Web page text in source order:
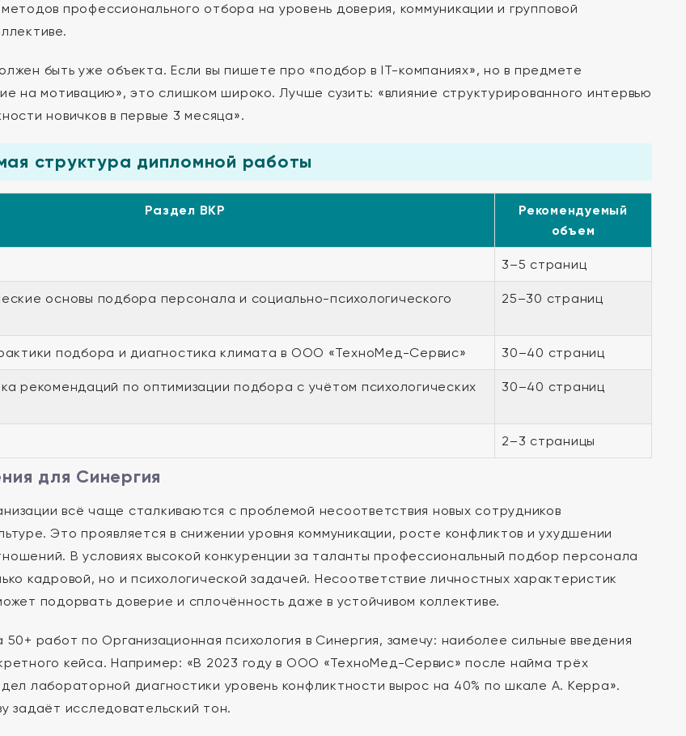
профессионального отбора на уровень доверия, коммуникации и групповой
быть уже объекта. Если вы пишете про «подбор в IT-компаниях», но в предмете
на мотивацию», это слишком широко. Лучше сузить: «влияние структурированного интервью
новичков в первые 3 месяца».
структура дипломной работы
Раздел ВКР
Рекомендуемый
объем
3–5 страниц
основы подбора персонала и социально-психологического
25–30 страниц
подбора и диагностика климата в ООО «ТехноМед-Сервис» 30–40 страниц
рекомендаций по оптимизации подбора с учётом психологических
30–40 страниц
2–3 страницы
для Синергия
всё чаще сталкиваются с проблемой несоответствия новых сотрудников
Это проявляется в снижении уровня коммуникации, росте конфликтов и ухудшении
В условиях высокой конкуренции за таланты профессиональный подбор персонала
кадровой, но и психологической задачей. Несоответствие личностных характеристик
подорвать доверие и сплочённость даже в устойчивом коллективе.
50+ работ по Организационная психология в Синергия, замечу: наиболее сильные введения
кейса. Например: «В 2023 году в ООО «ТехноМед-Сервис» после найма трёх
лабораторной диагностики уровень конфликтности вырос на 40% по шкале А. Керра».
задаёт исследовательский тон.